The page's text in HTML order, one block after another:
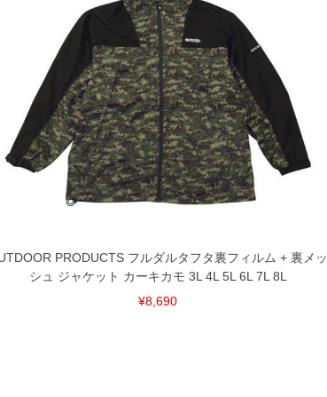
めご了
PRODUCTS フルダルタフタ裏フィルム + 裏メッ
シュ ジャケット カーキカモ 3L 4L 5L 6L 7L 8L
¥8,690